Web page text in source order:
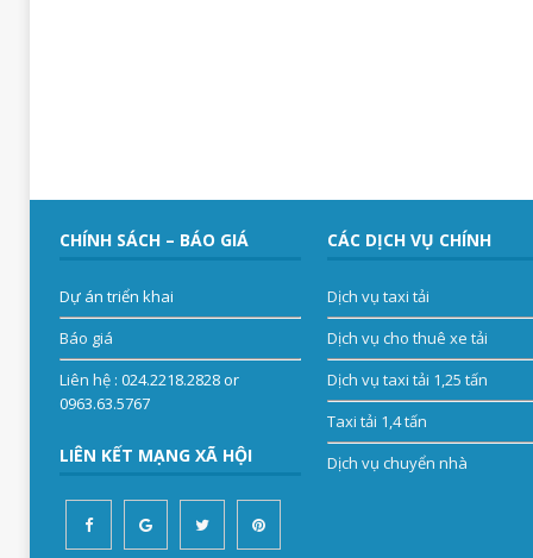
CHÍNH SÁCH – BÁO GIÁ
Dự án triển khai
Báo giá
Liên hệ: 024.2218.2828 or
0963.63.5767
LIÊN KẾT MẠNG XÃ HỘI
CÁC DỊCH VỤ CHÍNH
Dịch vụ taxi tải
Dịch vụ cho thuê xe tải
Dịch vụ taxi tải 1,25 tấn
Taxi tải 1,4 tấn
Dịch vụ chuyển nhà